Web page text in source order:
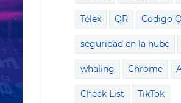
Télex QR Código
seguridad en la nube
whaling Chrome
Check List TikTok